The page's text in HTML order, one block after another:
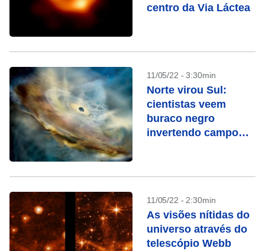
centro da Via Láctea
11/05/22 - 3:30min
Norte virou Sul:
cientistas veem
buraco negro
invertendo campo
11/05/22 - 2:30min
As visões nítidas do
universo através do
telescópio Webb